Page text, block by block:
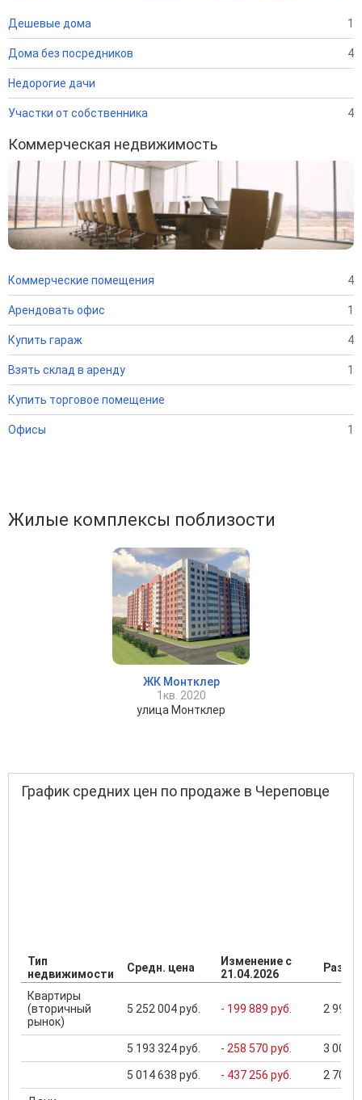
Дешевые дома 1
Дома без посредников 4
Недорогие дачи
Участки от собственника 4
Коммерческая недвижимость
Коммерческие помещения 4
Арендовать офис 1
Купить гараж 4
Взять склад в аренду 1
Купить торговое помещение
Офисы 1
Жилые комплексы поблизости
ЖК Монтклер
1кв. 2020
улица Монтклер
График средних цен по продаже в Череповце
Тип
недвижимости
Средн. цена
Изменение с
21.04.2026
Квартиры
(вторичный
рынок)
5 252 004 руб. - 199 889 руб. 2 990
5 193 324 руб. - 258 570 руб. 3 000
5 014 638 руб. - 437 256 руб. 2 700